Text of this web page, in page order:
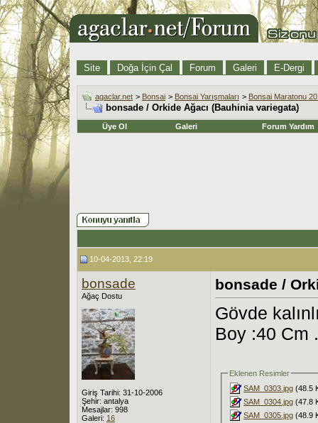
Site Doğa İçin Çal Forum Galeri E-Dergi
agaclar.net > Bonsai > Bonsai Yarışmaları > Bonsai Maratonu
bonsade / Orkide Ağacı (Bauhinia variegata)
Üye Ol Galeri Forum Yardım
10-04-2013, 22:19
bonsade
Ağaç Dostu
Giriş Tarihi: 31-10-2006
Şehir: antalya
Mesajlar: 998
Galeri: 16
bonsade /
Gövde
Boy :40 Cm .
Eklenen Resimler
SAM_0303.jpg (48.5
SAM_0304.jpg (47.8
SAM_0305.jpg (48.9